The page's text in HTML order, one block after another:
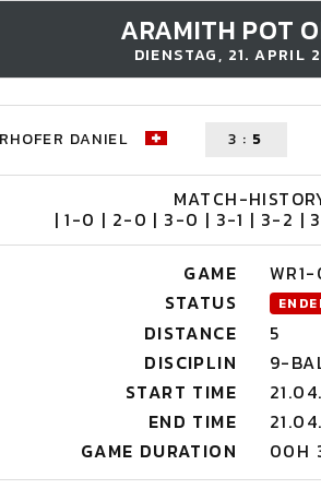
ARAMITH POT
DIENSTAG, 21. APRIL
DANIEL 3 : 5
MATCH-
| 1-0 | 2-0 | 3-0 | 3-1 | 3-2 |
GAME
STATUS
DISTANCE
5
DISCIPLIN
9-
START TIME
END TIME
GAME DURATION
00H